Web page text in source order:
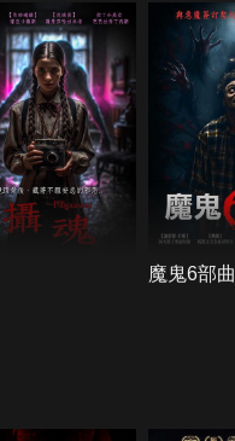
魔鬼6部曲